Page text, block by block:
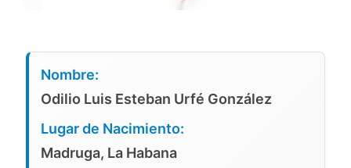
Nombre:
Odilio Luis Esteban Urfé González
Lugar de Nacimiento:
Madruga, La Habana